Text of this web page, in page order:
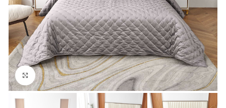
Нажмите, чтобы увеличить